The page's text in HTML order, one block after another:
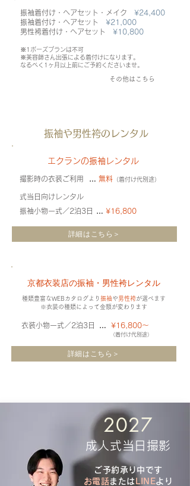
振袖着付け・ヘアセット・メイク ¥24,400
振袖着付け・ヘアセット ¥21,000
男性袴着付け・ヘアセット ¥10,800
※1ポーズプランは不可
※美容師さん出張による着付けになります。
​なるべく1ヶ月以上前にご予約くださいませ。
その他はこちら
振袖や男性袴のレンタル
エクランの振袖レンタル
撮影時の衣装ご利用 無料 （着付け代別途）
式当日向けレンタル
振袖小物一式／2泊3日
¥16,800
詳細はこちら＞
​京都衣装店の振袖・男性袴レンタル
種類豊富なWEBカタログより 振袖 や 男性袴が選べます
​※衣装の種類によって金額が変わります
衣装小物一式／2泊3日 ¥16,800〜
（着付け代別途）
詳細はこちら＞
2027
成人式当日撮影
ご予約承り中です
お電話または LINEより